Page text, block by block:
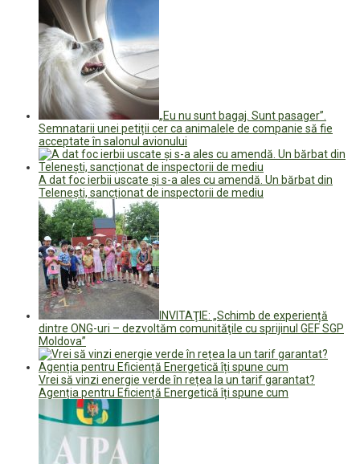
„Eu nu sunt bagaj. Sunt pasager”.
Semnatarii unei petiții cer ca animalele de companie să fie
acceptate în salonul avionului
A dat foc ierbii uscate și s-a ales cu amendă. Un bărbat din
Telenești, sancționat de inspectorii de mediu
INVITAŢIE: „Schimb de experiență
dintre ONG-uri – dezvoltăm comunităţile cu sprijinul GEF SGP
Moldova”
Vrei să vinzi energie verde în rețea la un tarif garantat?
Agenția pentru Eficiență Energetică îți spune cum